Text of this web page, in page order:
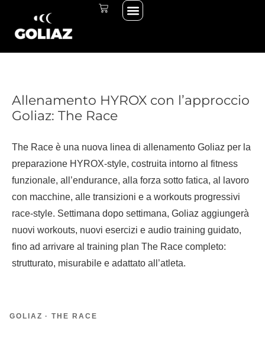
contenuto
Menu
CARRELLO
Allenamento HYROX con l’approccio
Goliaz: The Race
The Race è una nuova linea di allenamento Goliaz per la
preparazione HYROX-style, costruita intorno al fitness
funzionale, all’endurance, alla forza sotto fatica, al lavoro
con macchine, alle transizioni e a workouts progressivi
race-style. Settimana dopo settimana, Goliaz aggiungerà
nuovi workouts, nuovi esercizi e audio training guidato,
fino ad arrivare al training plan The Race completo:
strutturato, misurabile e adattato all’atleta.
GOLIAZ · THE RACE